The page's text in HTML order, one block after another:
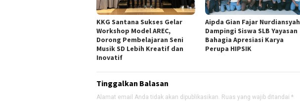
KKG Santana Sukses Gelar
Workshop Model AREC,
Dorong Pembelajaran Seni
Musik SD Lebih Kreatif dan
Inovatif
Aipda Gian Fajar Nurdiansyah
Dampingi Siswa SLB Yayasan
Bahagia Apresiasi Karya
Perupa HIPSIK
Tinggalkan Balasan
Alamat email Anda tidak akan dipublikasikan. Ruas yang wajib ditandai *